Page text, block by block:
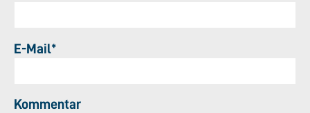
E-Mail*
Kommentar